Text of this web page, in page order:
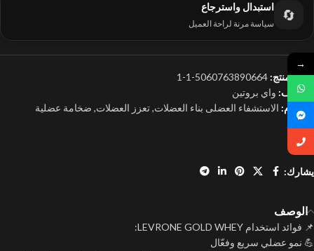
🔄 استبدال واسترجاع
سياسة مرنة لراحة العميل
رمز المنتج: 5060763890664-1-1
التصنيف: واي بروتين
الوسوم: الاستشفاء العضلى بناء العضلات,تعزز العضلات, ضخامة عضلية
dy
يشارك:
الوصف
📌 فوائد استخدام LEVRONE GOLD WHEY:
💪 نمو عضلي سريع وفعّال
→